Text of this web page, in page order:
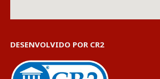
DESENVOLVIDO POR CR2